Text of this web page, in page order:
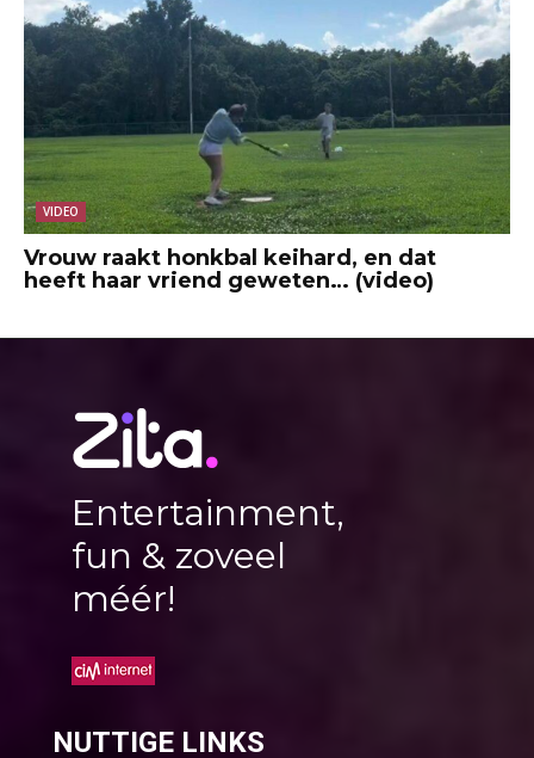
VIDEO
Vrouw raakt honkbal keihard, en dat
heeft haar vriend geweten… (video)
Entertainment,
fun & zoveel
méér!
NUTTIGE LINKS